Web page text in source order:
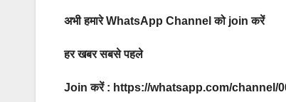
अभी हमारे WhatsApp Channel को join करें
हर खबर सबसे पहले
Join करें : https://whatsapp.com/channel/